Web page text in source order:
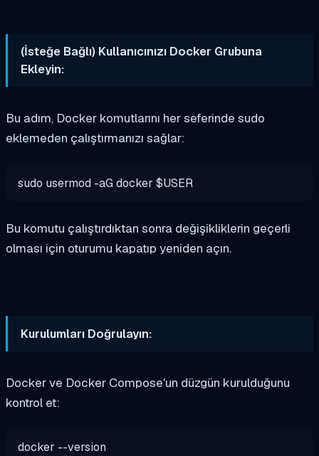
(İsteğe Bağlı) Kullanıcınızı Docker Grubuna
Ekleyin:
Bu adım, Docker komutlarını her seferinde sudo
eklemeden çalıştırmanızı sağlar:
sudo usermod -aG docker $USER
Bu komutu çalıştırdıktan sonra değişikliklerin geçerli
olması için oturumu kapatıp yeniden açın.
Kurulumları Doğrulayın:
Docker ve Docker Compose'un düzgün kurulduğunu
kontrol et:
docker --version